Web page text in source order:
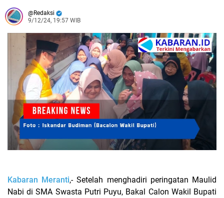
Redaksi
9/12/24, 19:57 WIB
Kabaran Meranti,- Setelah menghadiri peringatan Maulid
Nabi di SMA Swasta Putri Puyu, Bakal Calon Wakil Bupati